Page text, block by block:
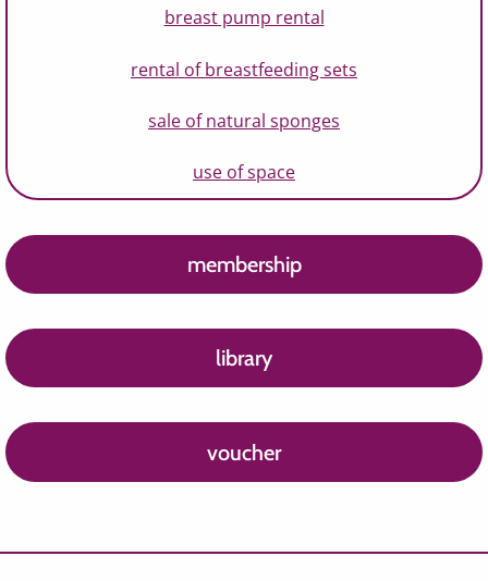
breast pump rental
rental of breastfeeding sets
sale of natural sponges
use of space
membership
library
voucher